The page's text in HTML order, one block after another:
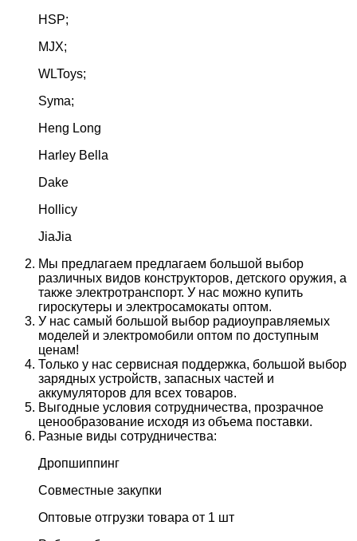
HSP;
MJX;
WLToys;
Syma;
Heng Long
Harley Bella
Dake
Hollicy
JiaJia
Мы предлагаем предлагаем большой выбор
различных видов конструкторов, детского оружия, а
также электротранспорт. У нас можно купить
гироскутеры и электросамокаты оптом.
У нас самый большой выбор радиоуправляемых
моделей и электромобили оптом по доступным
ценам!
Только у нас сервисная поддержка, большой выбор
зарядных устройств, запасных частей и
аккумуляторов для всех товаров.
Выгодные условия сотрудничества, прозрачное
ценообразование исходя из объема поставки.
Разные виды сотрудничества:
Дропшиппинг
Совместные закупки
Оптовые отгрузки товара от 1 шт